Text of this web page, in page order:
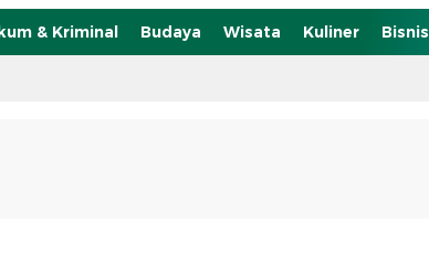
& Kriminal Budaya Wisata Kuliner Bisnis